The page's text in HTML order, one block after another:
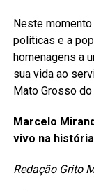
Neste
políticas e a
homenagens a
sua vida ao
Mato Grosso do
Marcelo
vivo na
Redação Grito